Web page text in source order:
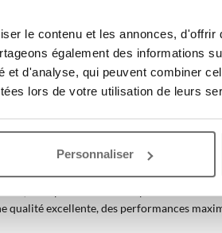
le contenu et les annonces,
également des informations
et d'analyse, qui peuvent combiner
lors de votre utilisation de leurs
Personnaliser
rapide et uniforme, avec
la machine à différentes surfaces et
de nettoyer les surfaces
à éliminer la saleté plus résistante,
microfibre conviennent aux
lorsque le nettoyage doit
mais pour des travaux plus structurés
qualité excellente, des performances